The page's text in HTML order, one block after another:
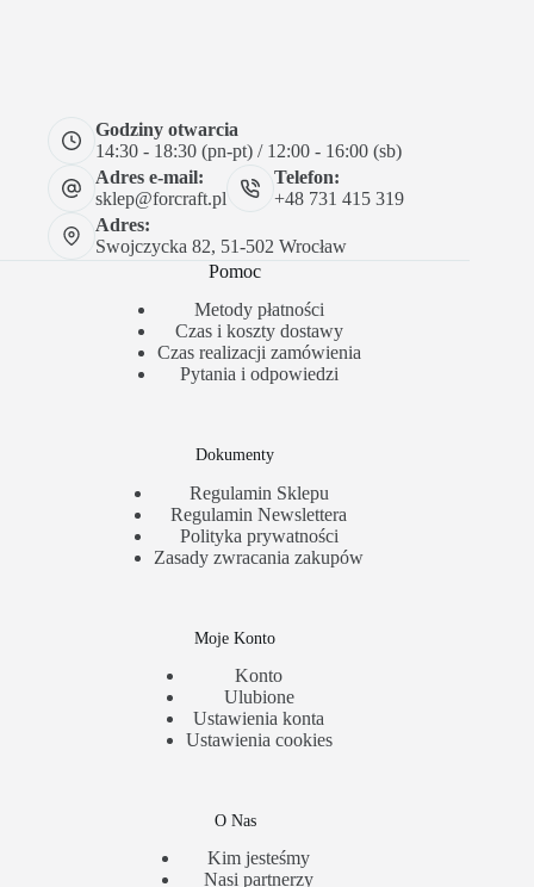
Godziny otwarcia
14:30 - 18:30 (pn-pt) / 12:00 - 16:00 (sb)
Adres e-mail:
sklep@forcraft.pl
Telefon:
+48 731 415 319
Adres:
Swojczycka 82, 51-502 Wrocław
Pomoc
Metody płatności
Czas i koszty dostawy
Czas realizacji zamówienia
Pytania i odpowiedzi
Dokumenty
Regulamin Sklepu
Regulamin Newslettera
Polityka prywatności
Zasady zwracania zakupów
Moje Konto
Konto
Ulubione
Ustawienia konta
Ustawienia cookies
O Nas
Kim jesteśmy
Nasi partnerzy